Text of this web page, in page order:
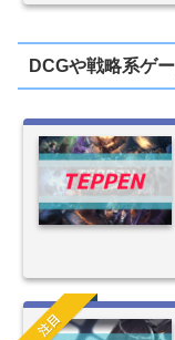
DCGや戦略系ゲ
注目